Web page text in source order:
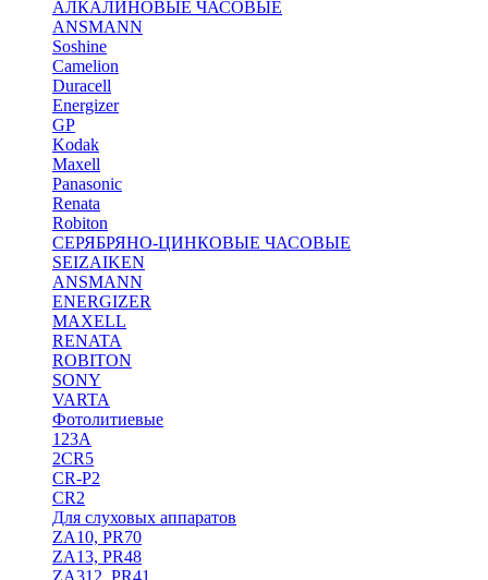
АЛКАЛИНОВЫЕ ЧАСОВЫЕ
ANSMANN
Soshine
Camelion
Duracell
Energizer
GP
Kodak
Maxell
Panasonic
Renata
Robiton
СЕРЯБРЯНО-ЦИНКОВЫЕ ЧАСОВЫЕ
SEIZAIKEN
ANSMANN
ENERGIZER
MAXELL
RENATA
ROBITON
SONY
VARTA
Фотолитиевые
123A
2CR5
CR-P2
CR2
Для слуховых аппаратов
ZA10, PR70
ZA13, PR48
ZA312, PR41